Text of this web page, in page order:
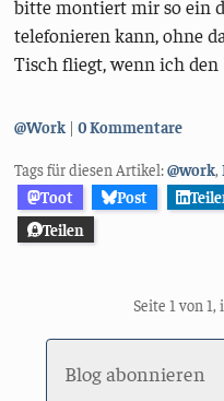
bitte montiert mir so ein
telefonieren kann, ohne
Tisch fliegt, wenn ich den
Kategorien:
@Work 0 Kommentare
Tags für diesen Artikel:@work,
Toot
Post
Teilen
Seite 1 von
Blog abonnieren